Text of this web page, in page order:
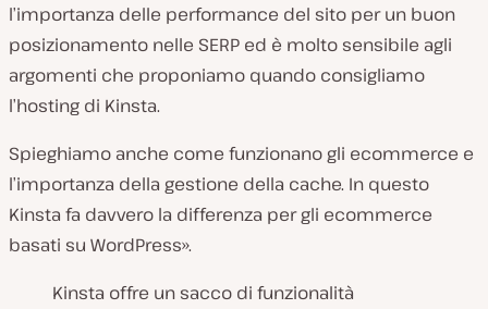
l’importanza delle performance del sito per un buon
posizionamento nelle SERP ed è molto sensibile agli
argomenti che proponiamo quando consigliamo
l’hosting di Kinsta.
Spieghiamo anche come funzionano gli ecommerce e
l’importanza della gestione della cache. In questo
Kinsta fa davvero la differenza per gli ecommerce
basati su WordPress».
Kinsta offre un sacco di funzionalità